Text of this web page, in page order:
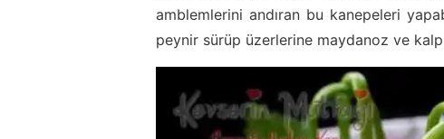
amblemlerini andıran bu kanepeleri
peynir sürüp üzerlerine maydanoz ve